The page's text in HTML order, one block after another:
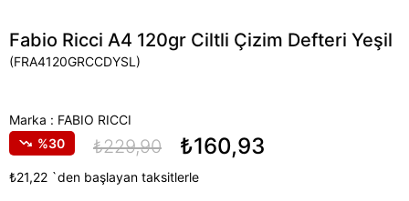
Fabio Ricci A4 120gr Ciltli Çizim Defteri Yeşil
(FRA4120GRCCDYSL)
Marka : FABIO RICCI
30
₺229,90 ₺160,93
₺21,22 `den başlayan taksitlerle